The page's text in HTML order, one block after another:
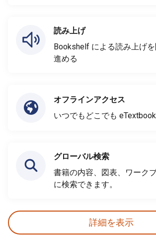
読み上げ
Bookshelf による読み上げ
進める
オフラインアクセス
いつでもどこでも
グローバル検索
書籍の内容、図表、ワーク
に検索できます。
詳細を表示